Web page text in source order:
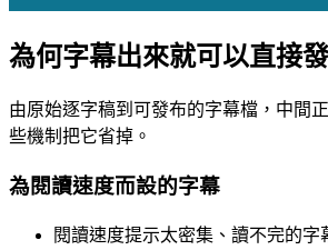
為何字幕出來就可以直接
由原始逐字稿到可發布的字幕檔，中間
些機制把它省掉。
為閱讀速度而設的字幕
閱讀速度提示太密集、讀不完的字